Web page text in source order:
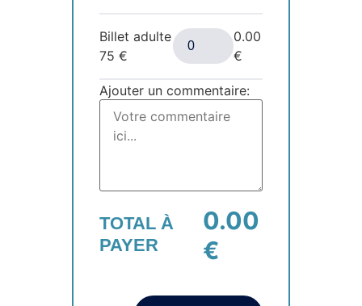
Billet adulte
75€
0.00
€
Ajouter un commentaire:
TOTAL À
PAYER
0.00
€